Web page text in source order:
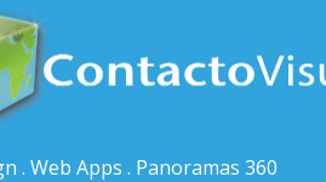
. Web Apps . Panoramas 360